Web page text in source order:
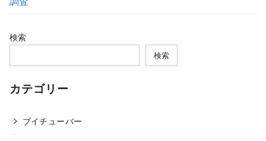
検索
検索
カテゴリー
ブイチューバー